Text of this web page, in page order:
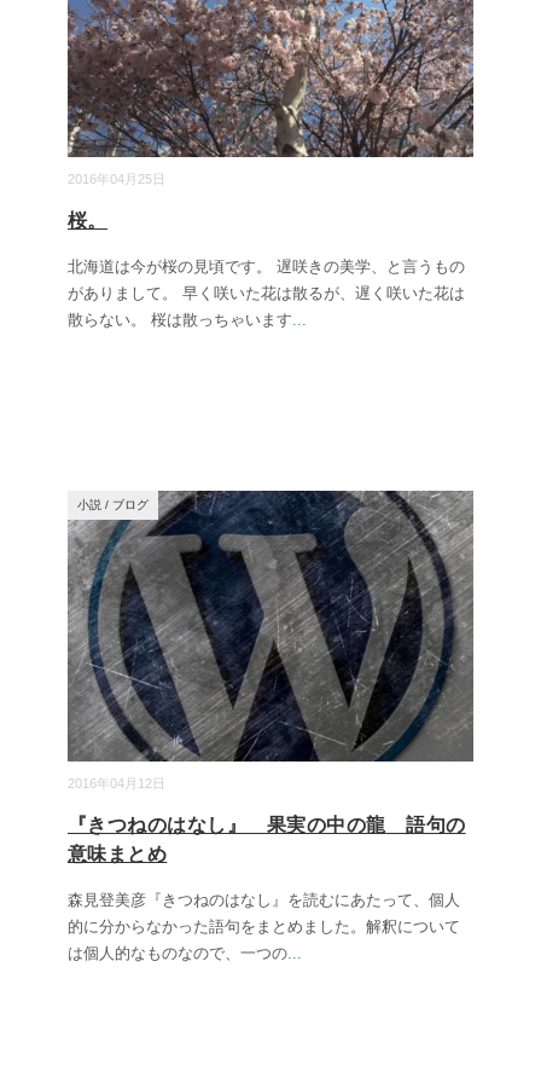
2016年04月25日
桜。
北海道は今が桜の見頃です。 遅咲きの美学、と言うもの
がありまして。 早く咲いた花は散るが、遅く咲いた花は
散らない。 桜は散っちゃいます...
2016年04月12日
小説 / ブログ
『きつねのはなし』 果実の中の龍 語句の
意味まとめ
森見登美彦『きつねのはなし』を読むにあたって、個人
的に分からなかった語句をまとめました。解釈について
は個人的なものなので、一つの...